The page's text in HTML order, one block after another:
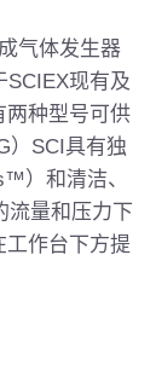
气体发生器
SCIEX现有及
两种型号可供
）SCI具有独
）和清洁、
流量和压力下
工作台下方提